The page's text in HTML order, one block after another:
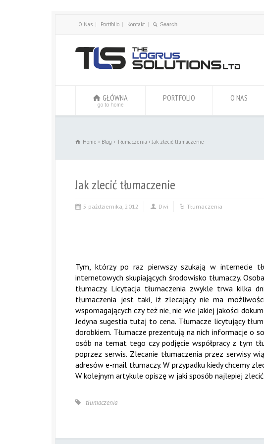
O Nas Portfolio Kontakt
GŁÓWNA
go to home
PORTFOLIO O NAS
Home Blog Tłumaczenia Jak zlecić tłumaczenie
Jak zlecić tłumaczenie
5 października, 2012 Divi Tłumaczenia
Tym, którzy po raz pierwszy szukają w internecie
internetowych skupiających środowisko tłumaczy.
tłumaczy. Licytacja tłumaczenia zwykle trwa kilka
tłumaczenia jest taki, iż zlecający nie ma
wspomagających czy też nie, nie wie jakiej jakości
Jedyna sugestia tutaj to cena. Tłumacze licytujący
dorobkiem. Tłumacze prezentują na nich informacje o
osób na temat tego czy podjęcie współpracy z tym
poprzez serwis. Zlecanie tłumaczenia przez serwisy
adresów e-mail tłumaczy. W przypadku kiedy chcemy
W kolejnym artykule opiszę w jaki sposób najlepiej
tłumaczenia